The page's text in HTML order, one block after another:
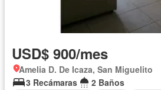
USD$ 900/mes
Amelia D. De Icaza, San Miguelito
3 Recámaras
2 Baños